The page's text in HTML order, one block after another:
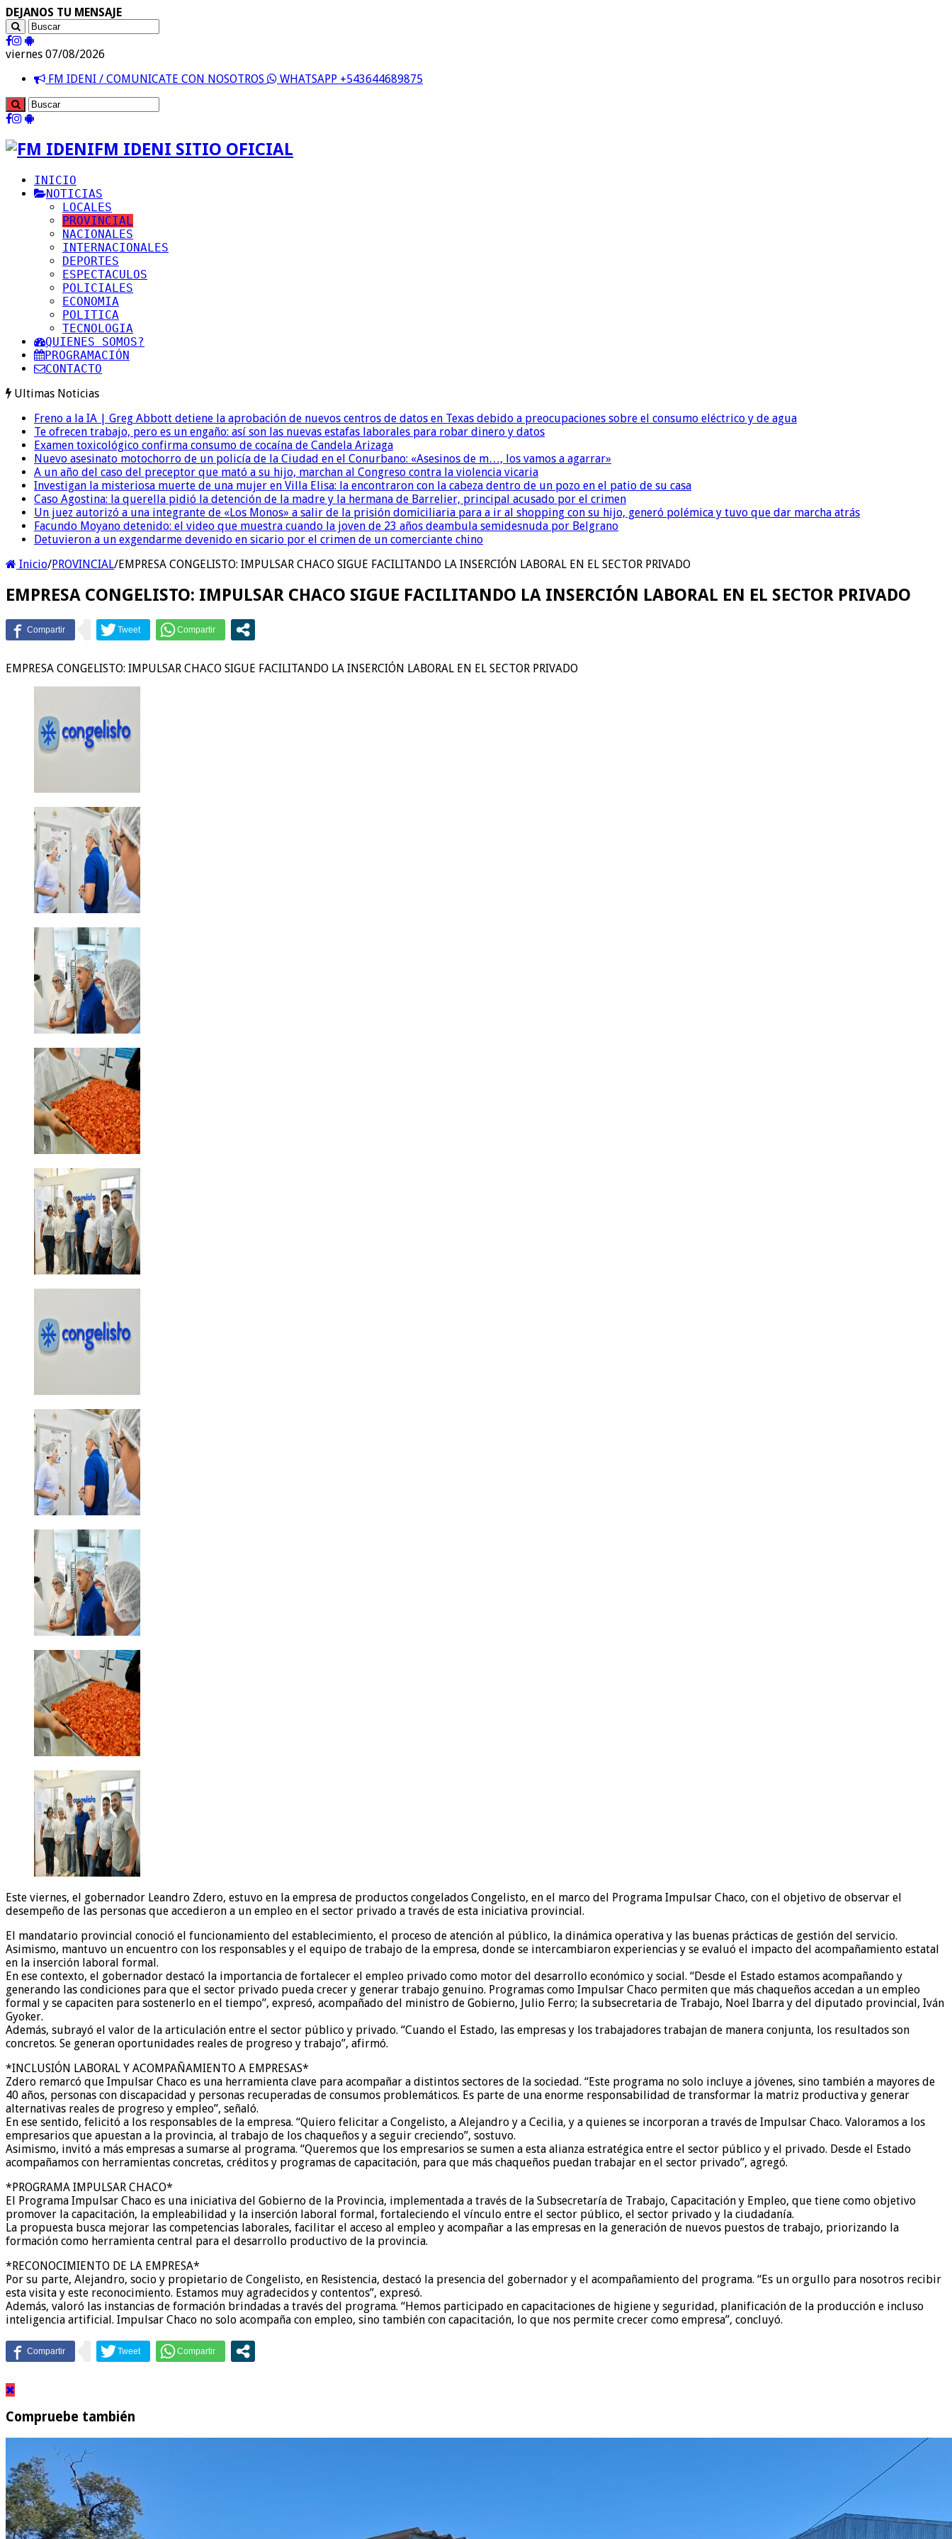
DEJANOS TU MENSAJE
viernes 07/08/2026
FM IDENI / COMUNICATE CON NOSOTROS
WHATSAPP +543644689875
FM IDENI SITIO OFICIAL
INICIO
NOTICIAS
LOCALES
PROVINCIAL
NACIONALES
INTERNACIONALES
DEPORTES
ESPECTACULOS
POLICIALES
ECONOMIA
POLITICA
TECNOLOGIA
QUIENES SOMOS?
PROGRAMACIÓN
CONTACTO
Ultimas Noticias
Freno a la IA | Greg Abbott detiene la aprobación de nuevos centros de datos en Texas debido a preocupaciones sobre el consumo eléctrico y de agua
Te ofrecen trabajo, pero es un engaño: así son las nuevas estafas laborales para robar dinero y datos
Examen toxicológico confirma consumo de cocaína de Candela Arizaga
Nuevo asesinato motochorro de un policía de la Ciudad en el Conurbano: «Asesinos de m…, los vamos a agarrar»
A un año del caso del preceptor que mató a su hijo, marchan al Congreso contra la violencia vicaria
Investigan la misteriosa muerte de una mujer en Villa Elisa: la encontraron con la cabeza dentro de un pozo en el patio de su casa
Caso Agostina: la querella pidió la detención de la madre y la hermana de Barrelier, principal acusado por el crimen
Un juez autorizó a una integrante de «Los Monos» a salir de la prisión domiciliaria para a ir al shopping con su hijo, generó polémica y tuvo que dar marcha atrás
Facundo Moyano detenido: el video que muestra cuando la joven de 23 años deambula semidesnuda por Belgrano
Detuvieron a un exgendarme devenido en sicario por el crimen de un comerciante chino
Inicio/PROVINCIAL/EMPRESA CONGELISTO: IMPULSAR CHACO SIGUE FACILITANDO LA INSERCIÓN LABORAL EN EL SECTOR PRIVADO
EMPRESA CONGELISTO: IMPULSAR CHACO SIGUE FACILITANDO LA INSERCIÓN LABORAL EN EL SECTOR PRIVADO
EMPRESA CONGELISTO: IMPULSAR CHACO SIGUE FACILITANDO LA INSERCIÓN LABORAL EN EL SECTOR PRIVADO
Este viernes, el gobernador Leandro Zdero, estuvo en la empresa de productos congelados Congelisto, en el marco del Programa Impulsar Chaco, con el objetivo de observar el
desempeño de las personas que accedieron a un empleo en el sector privado a través de esta iniciativa provincial.
El mandatario provincial conoció el funcionamiento del establecimiento, el proceso de atención al público, la dinámica operativa y las buenas prácticas de gestión del servicio.
Asimismo, mantuvo un encuentro con los responsables y el equipo de trabajo de la empresa, donde se intercambiaron experiencias y se evaluó el impacto del acompañamiento estatal
en la inserción laboral formal.
En ese contexto, el gobernador destacó la importancia de fortalecer el empleo privado como motor del desarrollo económico y social. “Desde el Estado estamos acompañando y
generando las condiciones para que el sector privado pueda crecer y generar trabajo genuino. Programas como Impulsar Chaco permiten que más chaqueños accedan a un empleo
formal y se capaciten para sostenerlo en el tiempo”, expresó, acompañado del ministro de Gobierno, Julio Ferro; la subsecretaria de Trabajo, Noel Ibarra y del diputado provincial, Iván
Gyoker.
Además, subrayó el valor de la articulación entre el sector público y privado. “Cuando el Estado, las empresas y los trabajadores trabajan de manera conjunta, los resultados son
concretos. Se generan oportunidades reales de progreso y trabajo”, afirmó.
*INCLUSIÓN LABORAL Y ACOMPAÑAMIENTO A EMPRESAS*
Zdero remarcó que Impulsar Chaco es una herramienta clave para acompañar a distintos sectores de la sociedad. “Este programa no solo incluye a jóvenes, sino también a mayores de
40 años, personas con discapacidad y personas recuperadas de consumos problemáticos. Es parte de una enorme responsabilidad de transformar la matriz productiva y generar
alternativas reales de progreso y empleo”, señaló.
En ese sentido, felicitó a los responsables de la empresa. “Quiero felicitar a Congelisto, a Alejandro y a Cecilia, y a quienes se incorporan a través de Impulsar Chaco. Valoramos a los
empresarios que apuestan a la provincia, al trabajo de los chaqueños y a seguir creciendo”, sostuvo.
Asimismo, invitó a más empresas a sumarse al programa. “Queremos que los empresarios se sumen a esta alianza estratégica entre el sector público y el privado. Desde el Estado
acompañamos con herramientas concretas, créditos y programas de capacitación, para que más chaqueños puedan trabajar en el sector privado”, agregó.
*PROGRAMA IMPULSAR CHACO*
El Programa Impulsar Chaco es una iniciativa del Gobierno de la Provincia, implementada a través de la Subsecretaría de Trabajo, Capacitación y Empleo, que tiene como objetivo
promover la capacitación, la empleabilidad y la inserción laboral formal, fortaleciendo el vínculo entre el sector público, el sector privado y la ciudadanía.
La propuesta busca mejorar las competencias laborales, facilitar el acceso al empleo y acompañar a las empresas en la generación de nuevos puestos de trabajo, priorizando la
formación como herramienta central para el desarrollo productivo de la provincia.
*RECONOCIMIENTO DE LA EMPRESA*
Por su parte, Alejandro, socio y propietario de Congelisto, en Resistencia, destacó la presencia del gobernador y el acompañamiento del programa. “Es un orgullo para nosotros recibir
esta visita y este reconocimiento. Estamos muy agradecidos y contentos”, expresó.
Además, valoró las instancias de formación brindadas a través del programa. “Hemos participado en capacitaciones de higiene y seguridad, planificación de la producción e incluso
inteligencia artificial. Impulsar Chaco no solo acompaña con empleo, sino también con capacitación, lo que nos permite crecer como empresa”, concluyó.
Compruebe también